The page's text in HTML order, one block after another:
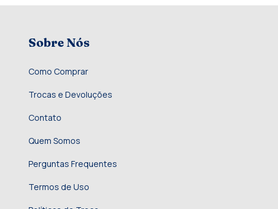
Sobre Nós
Como Comprar
Trocas e Devoluções
Contato
Quem Somos
Perguntas Frequentes
Termos de Uso